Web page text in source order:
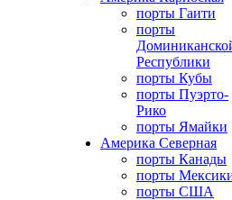
порты Гаити
порты
Республики
порты Кубы
порты Пуэрто-
Рико
порты Ямайки
Америка Северная
порты Канады
порты
порты США